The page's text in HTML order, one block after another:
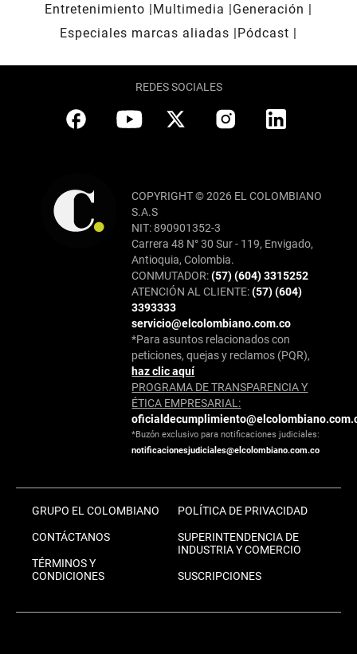
Entretenimiento
Multimedia
Generación
Especiales marcas aliadas
Pódcast
REDES SOCIALES
COPYRIGHT © 2026 EL COLOMBIANO
S.A.S
NIT: 890901352-3
Carrera 48 N° 30 Sur - 119, Envigado,
Antioquia, Colombia.
CONMUTADOR:(57) (604) 3315252
ATENCIÓN AL CLIENTE:(57) (604)
3393333
servicio@elcolombiano.com.co
*Para asuntos relacionados con
peticiones, quejas y reclamos (PQR),
haz clic aquí
PROGRAMA DE TRANSPARENCIA Y
ÉTICA EMPRESARIAL:
*Buzón exclusivo para notificaciones judiciales:
notificacionesjudiciales@elcolombiano.com.co
GRUPO EL COLOMBIANO
CONTÁCTANOS
TÉRMINOS Y
CONDICIONES
POLÍTICA DE PRIVACIDAD
SUPERINTENDENCIA DE
INDUSTRIA Y COMERCIO
SUSCRIPCIONES